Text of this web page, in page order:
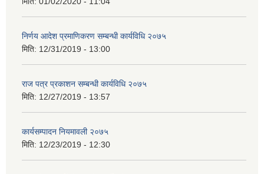
निर्णय आदेश प्रमाणिकरण सम्बन्धी कार्यविधि २०७५
मिति: 12/31/2019 - 13:00
राज पत्र प्रकाशन सम्बन्धी कार्यविधि २०७५
मिति: 12/27/2019 - 13:57
कार्यसम्पादन नियमावली २०७५
मिति: 12/23/2019 - 12:30